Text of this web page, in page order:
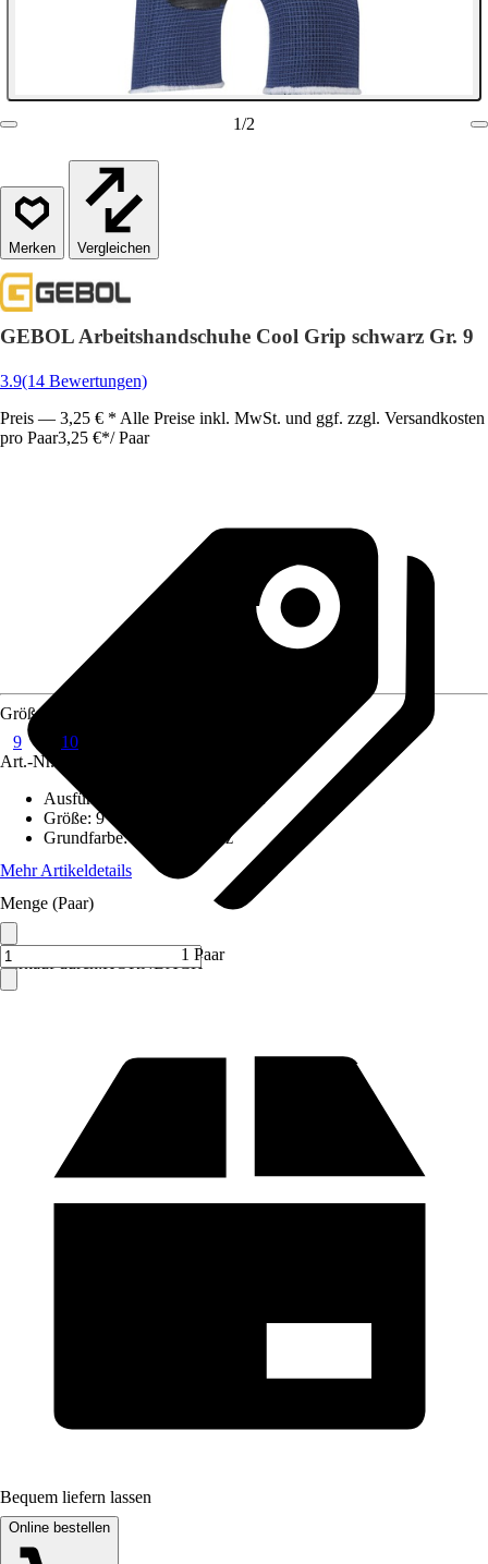
1/2
Vergleichen
GEBOL Arbeitshandschuhe Cool Grip schwarz Gr. 9
3.9(14 Bewertungen)
Preis — 3,25 € * Alle Preise inkl. MwSt. und ggf. zzgl. Versandkosten
pro Paar3,25 €*/ Paar
Verkauf durch:HORNBACH
Größe
9
10
Art.-Nr.
Ausführung
Arbeitshandschuhe
Größe: 9
Grundfarbe:
Blau, Schwarz
Mehr Artikeldetails
Menge (Paar)
1 Paar
Bequem liefern lassen
Online bestellen